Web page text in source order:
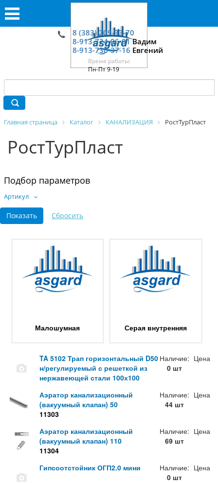
8 (383) 209-33-70
8-913-724-06-01Вадим
8-913-730-37-16 Евгений
Время работы:
Пн-Пт 9-19
Главная страница Каталог КАНАЛИЗАЦИЯ РостТурПласт
РостТурПласт
Подбор параметров
Артикул
Малошумная Серая внутренняя
TA 5102 Трап горизонтальный D50
н/регулируемый с решеткой из
нержавеющей стали 100х100
Наличие:
0 шт
Цена
Аэратор канализационный
(вакуумный клапан) 50
11303
Наличие:
44 шт
Цена
Аэратор канализационный
(вакуумный клапан) 110
11304
Наличие:
69 шт
Цена
Гипсоотстойник ОГП2.0 мини
Наличие:
0 шт
Цена